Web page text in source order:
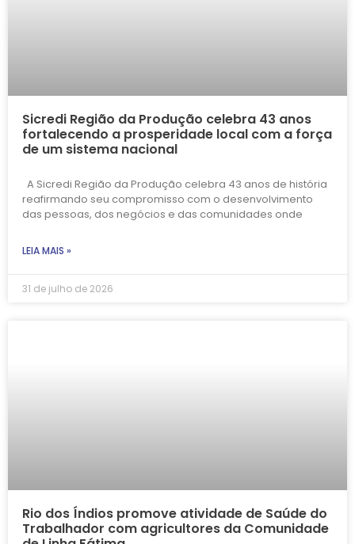
Sicredi Região da Produção celebra 43 anos
fortalecendo a prosperidade local com a força
de um sistema nacional
A Sicredi Região da Produção celebra 43 anos de história
reafirmando seu compromisso com o desenvolvimento
das pessoas, dos negócios e das comunidades onde
LEIA MAIS »
31 de julho de 2026
Rio dos Índios promove atividade de Saúde do
Trabalhador com agricultores da Comunidade